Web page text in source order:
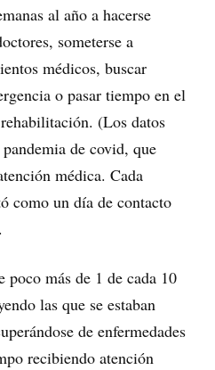
al año a hacerse
someterse a
médicos, buscar
o pasar tiempo en el
(Los datos
de covid, que
médica. Cada
como un día de contacto
más de 1 de cada 10
las que se estaban
de enfermedades
recibiendo atención